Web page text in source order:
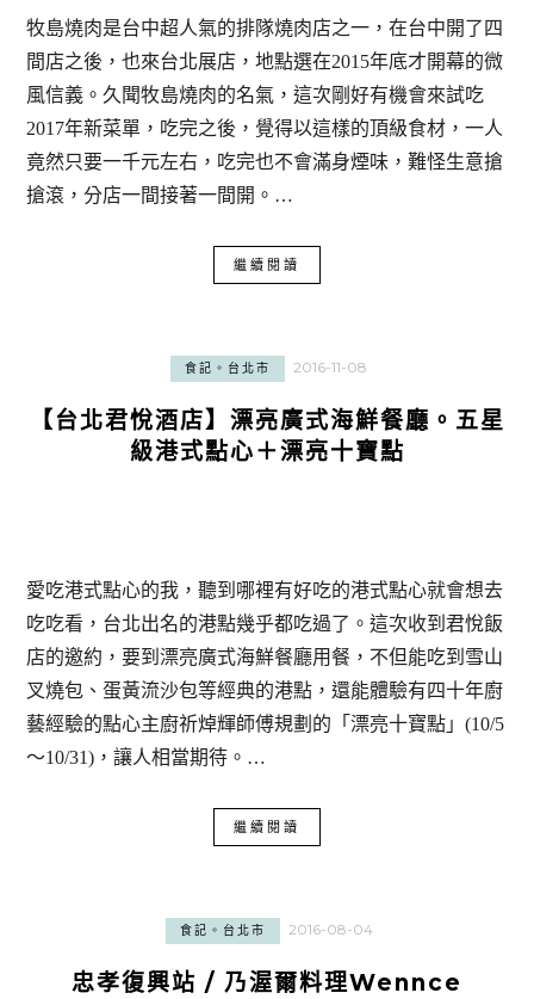
牧島燒肉是台中超人氣的排隊燒肉店之一，在台中開了四
間店之後，也來台北展店，地點選在2015年底才開幕的微
風信義。久聞牧島燒肉的名氣，這次剛好有機會來試吃
2017年新菜單，吃完之後，覺得以這樣的頂級食材，一人
竟然只要一千元左右，吃完也不會滿身煙味，難怪生意搶
搶滾，分店一間接著一間開。…
繼續閱讀
食記。台北市 2016-11-08
【台北君悅酒店】漂亮廣式海鮮餐廳。五星
級港式點心＋漂亮十寶點
愛吃港式點心的我，聽到哪裡有好吃的港式點心就會想去
吃吃看，台北出名的港點幾乎都吃過了。這次收到君悅飯
店的邀約，要到漂亮廣式海鮮餐廳用餐，不但能吃到雪山
叉燒包、蛋黃流沙包等經典的港點，還能體驗有四十年廚
藝經驗的點心主廚祈焯輝師傅規劃的「漂亮十寶點」(10/5
～10/31)，讓人相當期待。…
繼續閱讀
食記。台北市 2016-08-04
忠孝復興站 / 乃渥爾料理Wennce